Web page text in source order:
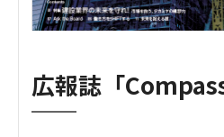
広報誌「